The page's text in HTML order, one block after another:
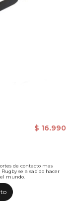
$ 16.990
de contacto mas
se a sabido hacer
mundo.